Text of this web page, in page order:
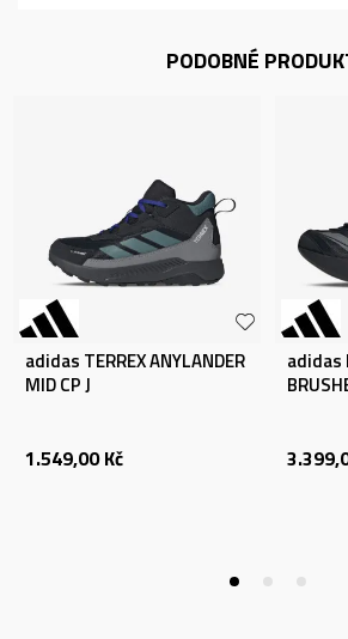
PODOBNÉ
adidas TERREX ANYLANDER
MID CP J
1.549,00 Kč
adidas